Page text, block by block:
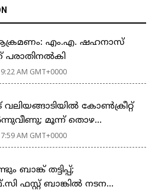
എം.എ. ഷഹനാസ്
പരാതിനൽകി
9:22 AM GMT+0000
കോൺക്രീറ്റ്
മൂന്ന് തൊഴ...
7:59 AM GMT+0000
ബാങ്ക് തട്ടിപ്പ്;
ഫസ്റ്റ് ബാങ്കിൽ നടന...